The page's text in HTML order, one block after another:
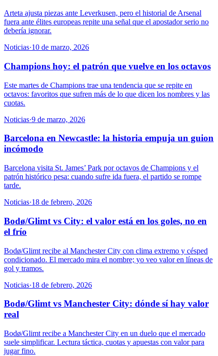
Arteta ajusta piezas ante Leverkusen, pero el historial de Arsenal
fuera ante élites europeas repite una señal que el apostador serio no
debería ignorar.
Noticias·10 de marzo, 2026
Champions hoy: el patrón que vuelve en los octavos
Este martes de Champions trae una tendencia que se repite en
octavos: favoritos que sufren más de lo que dicen los nombres y las
cuotas.
Noticias·9 de marzo, 2026
Barcelona en Newcastle: la historia empuja un guion
incómodo
Barcelona visita St. James’ Park por octavos de Champions y el
patrón histórico pesa: cuando sufre ida fuera, el partido se rompe
tarde.
Noticias·18 de febrero, 2026
Bodø/Glimt vs City: el valor está en los goles, no en
el frío
Bodø/Glimt recibe al Manchester City con clima extremo y césped
condicionado. El mercado mira el nombre; yo veo valor en líneas de
gol y tramos.
Noticias·18 de febrero, 2026
Bodø/Glimt vs Manchester City: dónde sí hay valor
real
Bodø/Glimt recibe a Manchester City en un duelo que el mercado
suele simplificar. Lectura táctica, cuotas y apuestas con valor para
jugar fino.